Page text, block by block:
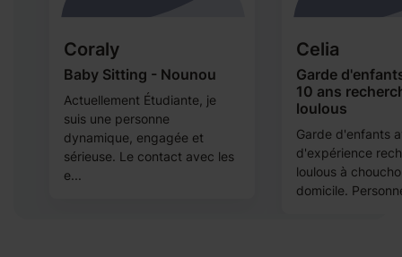
Coraly
Baby Sitting - Nounou
Actuellement Étudiante, je
suis une personne
dynamique, engagée et
sérieuse. Le contact avec les
e...
Celia
Garde
10 ans
loulous
Garde d'enfants
d'expérience
loulous à
domicile.